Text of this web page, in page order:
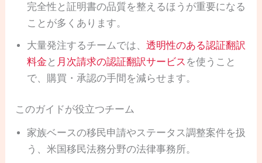
完全性と証明書の品質を整えるほうが重要になる
ことが多くあります。
大量発注するチームでは、透明性のある認証翻訳
料金 と 月次請求の認証翻訳サービス を使うこと
で、購買・承認の手間を減らせます。
このガイドが役立つチーム
家族ベースの移民申請やステータス調整案件を扱
う、米国移民法務分野の法律事務所。